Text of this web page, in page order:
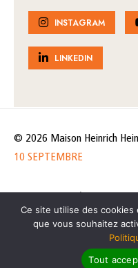
INSTAGRAM
LINKEDIN
© 2026 Maison Heinrich
10 SEPTEMBRE
de données
Politique des
Ce site utilise des
que vous souhaitez
Tout